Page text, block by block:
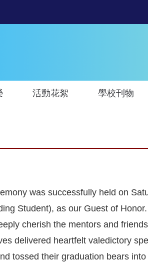
活動花絮 學校刊物
was successfully held on
Student), as our Guest of
cherish the mentors and
delivered heartfelt valedictory
tossed their graduation bears